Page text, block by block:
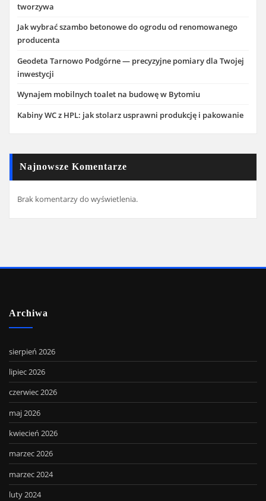
tworzywa
Jak wybrać szambo betonowe do ogrodu od renomowanego
producenta
Geodeta Tarnowo Podgórne — precyzyjne pomiary dla Twojej
inwestycji
Wynajem mobilnych toalet na budowę w Bytomiu
Kabiny WC z HPL: jak stolarz usprawni produkcję i pakowanie
Najnowsze Komentarze
Brak komentarzy do wyświetlenia.
Archiwa
sierpień 2026
lipiec 2026
czerwiec 2026
maj 2026
kwiecień 2026
marzec 2026
marzec 2024
luty 2024